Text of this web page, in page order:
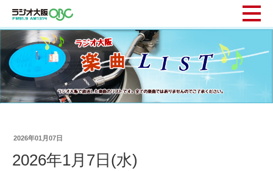
2026年01月07日
2026年1月7日(水)